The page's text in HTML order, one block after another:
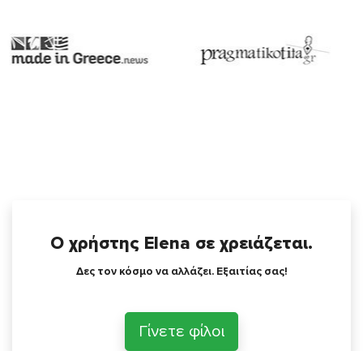
Ο χρήστης Elena σε χρειάζεται.
Δες τον κόσμο να αλλάζει. Εξαιτίας σας!
Γίνετε φίλοι